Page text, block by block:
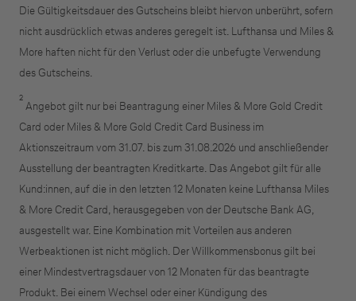
Die Gültigkeitsdauer des Gutscheins bleibt hiervon unberührt, sofern
nicht ausdrücklich etwas anderes geregelt ist. Lufthansa und Miles &
More haften nicht für den Verlust oder die unbefugte Verwendung
des Gutscheins.
2
Angebot gilt nur bei Beantragung einer Miles & More Gold Credit
Card oder Miles & More Gold Credit Card Business im
Aktionszeitraum vom 31.07. bis zum 31.08.2026 und anschließender
Ausstellung der beantragten Kreditkarte. Das Angebot gilt für alle
Kund:innen, auf die in den letzten 12 Monaten keine Lufthansa Miles
& More Credit Card, herausgegeben von der Deutsche Bank AG,
ausgestellt war. Eine Kombination mit Vorteilen aus anderen
Werbeaktionen ist nicht möglich. Der Willkommensbonus gilt bei
einer Mindestvertragsdauer von 12 Monaten für das beantragte
Produkt. Bei einem Wechsel oder einer Kündigung des